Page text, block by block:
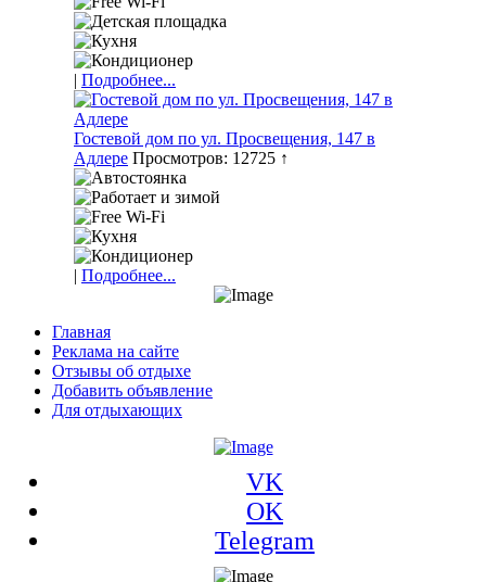
| Подробнее...
Гостевой дом по ул. Просвещения, 147 в
Адлере Просмотров: 12725 ↑
| Подробнее...
Главная
Реклама на сайте
Отзывы об отдыхе
Добавить объявление
Для отдыхающих
VK
OK
Telegram